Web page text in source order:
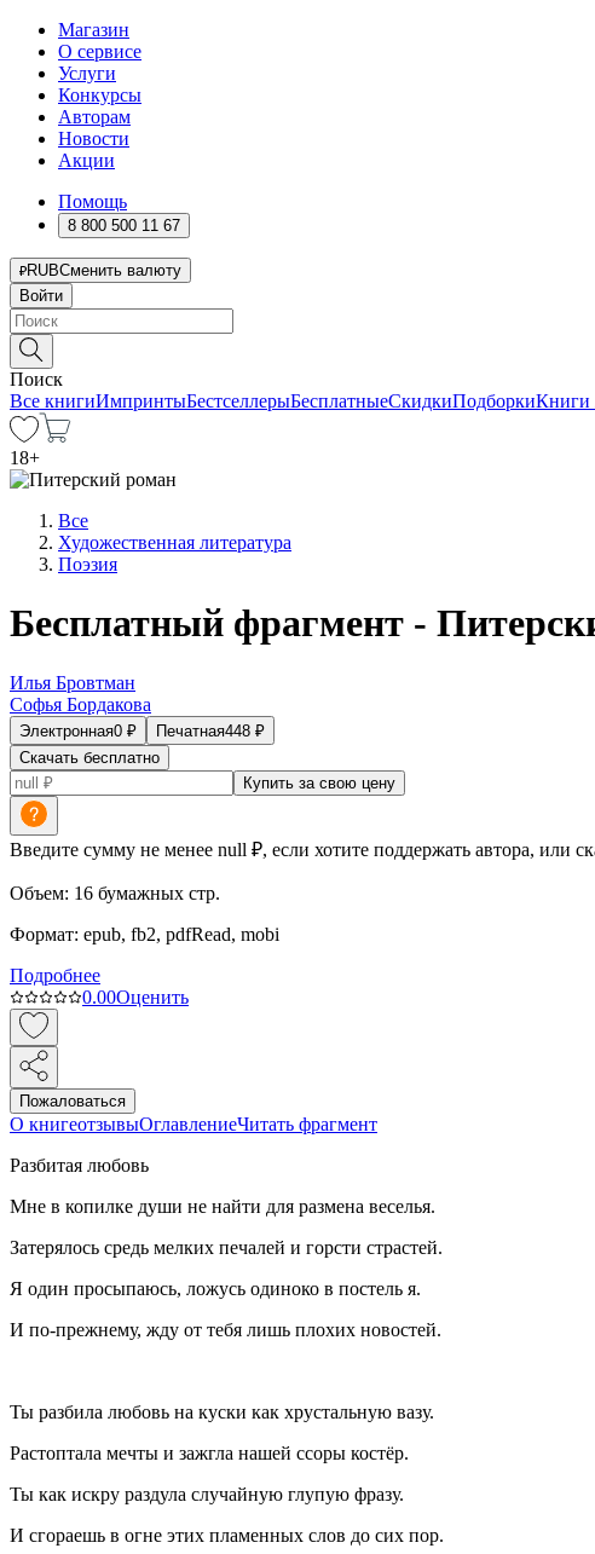
Магазин
О сервисе
Услуги
Конкурсы
Авторам
Новости
Акции
Помощь
8 800 500 11 67
RUBСменить валюту
Войти
Поиск
Все книгиИмпринтыБестселлерыБесплатныеСкидкиПодборкиКниги
18+
Все
Художественная литература
Поэзия
Бесплатный фрагмент -
Илья Бровтман
Софья Бордакова
Электронная0 ₽ Печатная448 ₽
Скачать бесплатно
Купить за свою цену
Введите сумму не менее null ₽, если хотите поддержать автора, или
Объем: 16 бумажных стр.
Формат: epub, fb2, pdfRead, mobi
Подробнее
0.00Оценить
Пожаловаться
О книгеотзывыОглавлениеЧитать фрагмент
Разбитая любовь
Мне в копилке души не найти для размена веселья.
Затерялось средь мелких печалей и горсти страстей.
Я один просыпаюсь, ложусь одиноко в постель я.
И по-прежнему, жду от тебя лишь плохих новостей.
Ты разбила любовь на куски как хрустальную вазу.
Растоптала мечты и зажгла нашей ссоры костёр.
Ты как искру раздула случайную глупую фразу.
И сгораешь в огне этих пламенных слов до сих пор.